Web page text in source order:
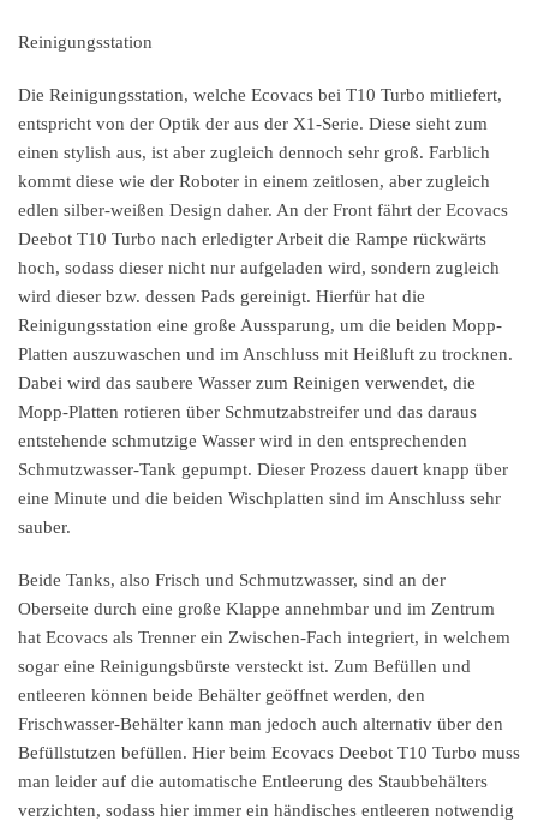
Reinigungsstation
Die Reinigungsstation, welche Ecovacs bei T10 Turbo mitliefert,
entspricht von der Optik der aus der X1-Serie. Diese sieht zum
einen stylish aus, ist aber zugleich dennoch sehr groß. Farblich
kommt diese wie der Roboter in einem zeitlosen, aber zugleich
edlen silber-weißen Design daher. An der Front fährt der Ecovacs
Deebot T10 Turbo nach erledigter Arbeit die Rampe rückwärts
hoch, sodass dieser nicht nur aufgeladen wird, sondern zugleich
wird dieser bzw. dessen Pads gereinigt. Hierfür hat die
Reinigungsstation eine große Aussparung, um die beiden Mopp-
Platten auszuwaschen und im Anschluss mit Heißluft zu trocknen.
Dabei wird das saubere Wasser zum Reinigen verwendet, die
Mopp-Platten rotieren über Schmutzabstreifer und das daraus
entstehende schmutzige Wasser wird in den entsprechenden
Schmutzwasser-Tank gepumpt. Dieser Prozess dauert knapp über
eine Minute und die beiden Wischplatten sind im Anschluss sehr
sauber.
Beide Tanks, also Frisch und Schmutzwasser, sind an der
Oberseite durch eine große Klappe annehmbar und im Zentrum
hat Ecovacs als Trenner ein Zwischen-Fach integriert, in welchem
sogar eine Reinigungsbürste versteckt ist. Zum Befüllen und
entleeren können beide Behälter geöffnet werden, den
Frischwasser-Behälter kann man jedoch auch alternativ über den
Befüllstutzen befüllen. Hier beim Ecovacs Deebot T10 Turbo muss
man leider auf die automatische Entleerung des Staubbehälters
verzichten, sodass hier immer ein händisches entleeren notwendig